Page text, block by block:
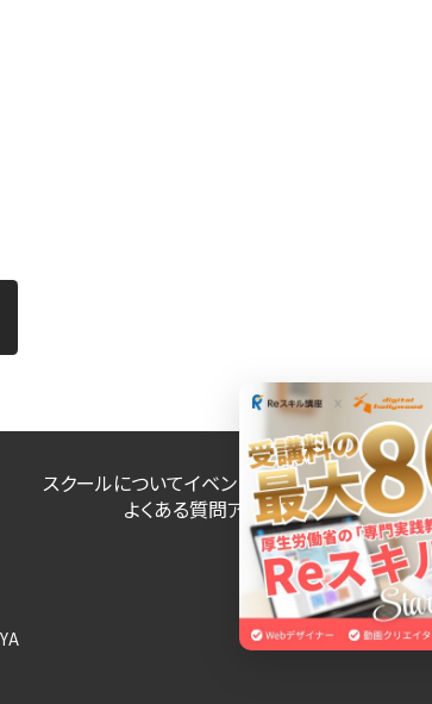
スクールについてイベント・キャンペーン卒業生
よくある質問アクセス給付金制度